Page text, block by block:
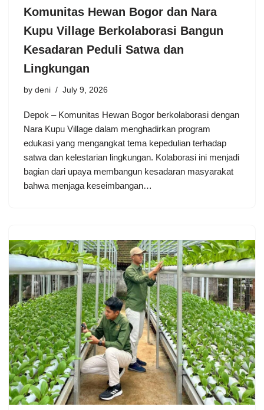
Komunitas Hewan Bogor dan Nara
Kupu Village Berkolaborasi Bangun
Kesadaran Peduli Satwa dan
Lingkungan
by deni July 9, 2026
Depok – Komunitas Hewan Bogor berkolaborasi dengan
Nara Kupu Village dalam menghadirkan program
edukasi yang mengangkat tema kepedulian terhadap
satwa dan kelestarian lingkungan. Kolaborasi ini menjadi
bagian dari upaya membangun kesadaran masyarakat
bahwa menjaga keseimbangan…